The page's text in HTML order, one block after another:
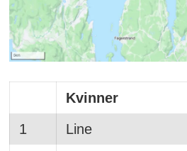
Kvinner
1
Line